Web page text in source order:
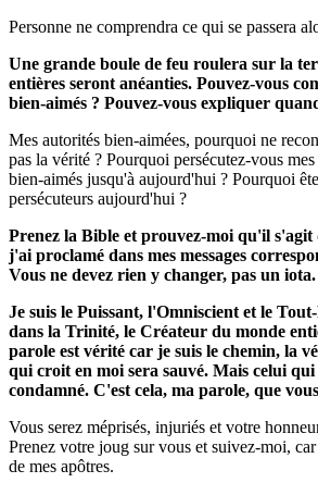
Personne ne comprendra ce qui se passera
Une grande boule de feu roulera sur la
entières seront anéanties. Pouvez-vous
bien-aimés ? Pouvez-vous expliquer
Mes autorités bien-aimées, pourquoi ne
pas la vérité ? Pourquoi persécutez-vous mes
bien-aimés jusqu'à aujourd'hui ? Pourquoi
persécuteurs aujourd'hui ?
Prenez la Bible et prouvez-moi qu'il
j'ai proclamé dans mes messages
Vous ne devez rien y changer, pas un iota.
Je suis le Puissant, l'Omniscient et le
dans la Trinité, le Créateur du monde
parole est vérité car je suis le chemin, la
qui croit en moi sera sauvé. Mais celui qui
condamné. C'est cela, ma parole, que
Vous serez méprisés, injuriés et votre
Prenez votre joug sur vous et suivez-moi,
de mes apôtres.